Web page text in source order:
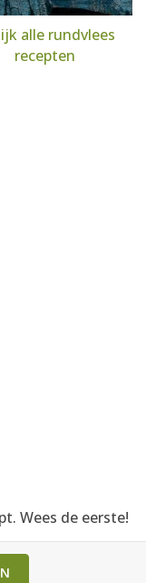
alle rundvlees
recepten
Wees de eerste!